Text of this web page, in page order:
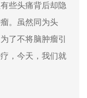
些头痛背后却隐
。虽然同为头
了不将脑肿瘤引
，今天，我们就